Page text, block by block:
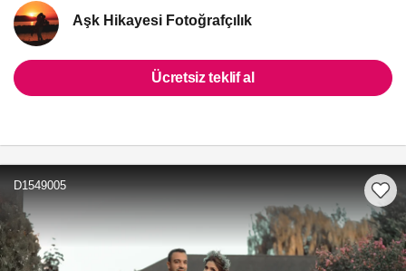
Aşk Hikayesi Fotoğrafçılık
Ücretsiz teklif al
D1549005